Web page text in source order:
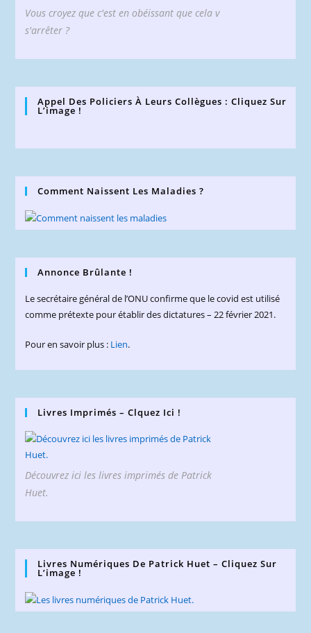
Vous croyez que c'est en obéissant que cela v
s'arrêter ?
Appel Des Policiers À Leurs Collègues : Cliquez Sur
L’image !
Comment Naissent Les Maladies ?
Annonce Brûlante !
Le secrétaire général de l’ONU confirme que le covid est utilisé
comme prétexte pour établir des dictatures – 22 février 2021.
Pour en savoir plus : Lien.
Livres Imprimés – Clquez Ici !
Découvrez ici les livres imprimés de Patrick
Huet.
Livres Numériques De Patrick Huet – Cliquez Sur
L’image !